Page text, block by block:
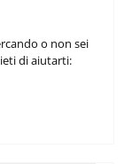
o non sei
di aiutarti: